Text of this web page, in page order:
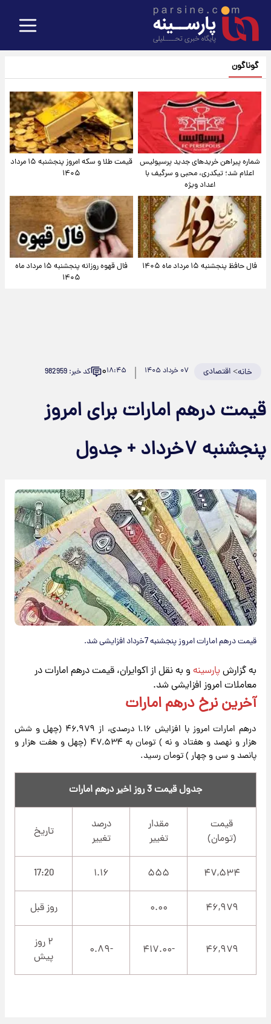
گوناگون
شماره پیراهن خریدهای جدید پرسپولیس
اعلام شد؛ تیکدری، محبی و سرگیف با
اعداد ویژه
قیمت طلا و سکه امروز پنجشنبه ۱۵ مرداد
۱۴۰۵
فال حافظ پنجشنبه ۱۵ مرداد ماه ۱۴۰۵
فال قهوه روزانه پنجشنبه ۱۵ مرداد ماه
۱۴۰۵
خانه>اقتصادی ۰۷ خرداد ۱۴۰۵ ۱۸:۴۵۰ کد خبر: 982959
قیمت درهم امارات برای امروز
پنجشنبه ۷خرداد + جدول
قیمت درهم امارات امروز پنجشنبه 7خرداد افزایشی شد.
به گزارشپارسینه و به نقل از اکوایران، قیمت درهم امارات در
معاملات امروز افزایشی شد.
آخرین نرخ درهم امارات
درهم امارات امروز با افزایش ۱.۱۶ درصدی، از ۴۶,۹۷۹ (چهل و شش
هزار و نهصد و هفتاد و نه ) تومان به ۴۷,۵۳۴ (چهل و هفت هزار و
پانصد و سی و چهار ) تومان رسید.
جدول قیمت 3 روز اخیر درهم امارات
قیمت
(تومان)
مقدار
تغییر
درصد
تغییر
تاریخ
۴۷,۵۳۴ ۵۵۵ ۱.۱۶ 17:20
۴۶,۹۷۹ ۰.۰۰ روز قبل
۴۶,۹۷۹ -۴۱۷.۰۰ -۰.۸۹
۲ روز
پیش